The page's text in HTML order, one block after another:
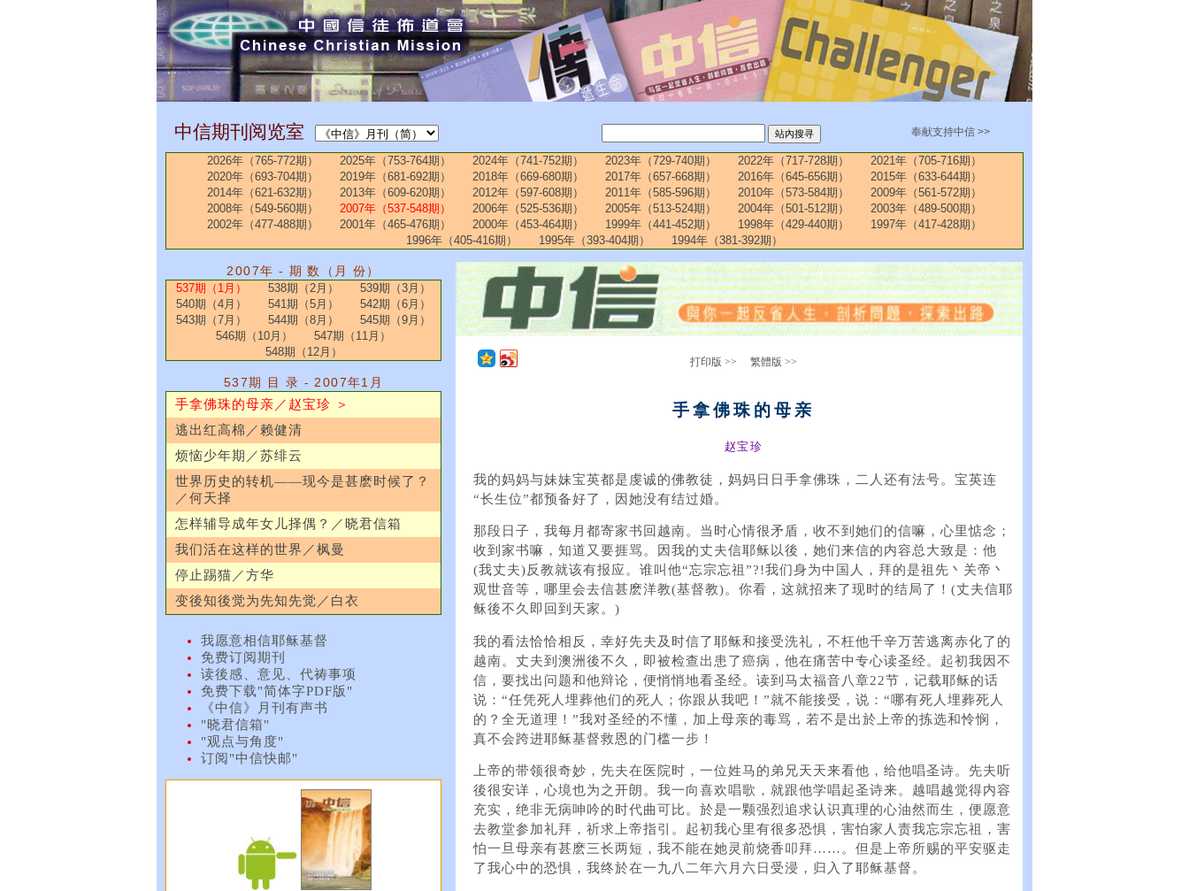
中信期刊阅览室 奉献支持中信 >>
2026年（765-772期） 2025年（753-764期） 2024年（741-752期） 2023年（729-740期） 2022年（717-728期）
2021年（705-716期）
2020年（693-704期）
2019年（681-692期） 2018年（669-680期） 2017年（657-668期） 2016年（645-656期）
2015年（633-644期）
2014年（621-632期）
2013年（609-620期） 2012年（597-608期） 2011年（585-596期） 2010年（573-584期）
2009年（561-572期）
2008年（549-560期）
2007年（537-548期） 2006年（525-536期） 2005年（513-524期） 2004年（501-512期）
2003年（489-500期）
2002年（477-488期）
2001年（465-476期） 2000年（453-464期） 1999年（441-452期） 1998年（429-440期）
1997年（417-428期）
1996年（405-416期）
1995年（393-404期） 1994年（381-392期）
2007年 - 期 数（月 份）
537期（1月） 538期（2月）
539期（3月）
540期（4月）
541期（5月）
542期（6月）
543期（7月）
544期（8月）
545期（9月）
546期（10月）
547期（11月）
548期（12月）
537期 目 录 - 2007年1月
手拿佛珠的母亲／赵宝珍 ＞
逃出红高棉／赖健清
烦恼少年期／苏绯云
世界历史的转机——现今是甚麽时候了？
／何天择
怎样辅导成年女儿择偶？／晓君信箱
我们活在这样的世界／枫曼
停止踢猫／方华
变後知後觉为先知先觉／白衣
我愿意相信耶稣基督
免费订阅期刊
读後感、意见、代祷事项
免费下载"简体字PDF版"
《中信》月刊有声书
"晓君信箱"
"观点与角度"
订阅"中信快邮"
打印版 >> 繁體版 >>
手拿佛珠的母亲
赵宝珍
我的妈妈与妹妹宝英都是虔诚的佛教徒，妈妈日日手拿佛珠，二人还有法号。宝英连
“长生位”都预备好了，因她没有结过婚。
那段日子，我每月都寄家书回越南。当时心情很矛盾，收不到她们的信嘛，心里惦念；
收到家书嘛，知道又要捱骂。因我的丈夫信耶稣以後，她们来信的内容总大致是：他
(我丈夫)反教就该有报应。谁叫他“忘宗忘祖”?!我们身为中国人，拜的是祖先丶关帝丶
观世音等，哪里会去信甚麽洋教(基督教)。你看，这就招来了现时的结局了！(丈夫信耶
稣後不久即回到天家。)
我的看法恰恰相反，幸好先夫及时信了耶稣和接受洗礼，不枉他千辛万苦逃离赤化了的
越南。丈夫到澳洲後不久，即被检查出患了癌病，他在痛苦中专心读圣经。起初我因不
信，要找出问题和他辩论，便悄悄地看圣经。读到马太福音八章22节，记载耶稣的话
说：“任凭死人埋葬他们的死人；你跟从我吧！”就不能接受，说：“哪有死人埋葬死人
的？全无道理！”我对圣经的不懂，加上母亲的毒骂，若不是出於上帝的拣选和怜悯，
真不会跨进耶稣基督救恩的门槛一步！
上帝的带领很奇妙，先夫在医院时，一位姓马的弟兄天天来看他，给他唱圣诗。先夫听
後很安详，心境也为之开朗。我一向喜欢唱歌，就跟他学唱起圣诗来。越唱越觉得内容
充实，绝非无病呻吟的时代曲可比。於是一颗强烈追求认识真理的心油然而生，便愿意
去教堂参加礼拜，祈求上帝指引。起初我心里有很多恐惧，害怕家人责我忘宗忘祖，害
怕一旦母亲有甚麽三长两短，我不能在她灵前烧香叩拜……。但是上帝所赐的平安驱走
了我心中的恐惧，我终於在一九八二年六月六日受浸，归入了耶稣基督。